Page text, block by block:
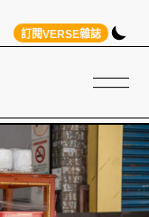
訂閱VERSE雜誌